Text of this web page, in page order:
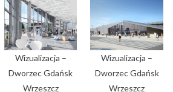
Wizualizacja –
Dworzec Gdańsk
Wrzeszcz
Wizualizacja –
Dworzec Gdańsk
Wrzeszcz